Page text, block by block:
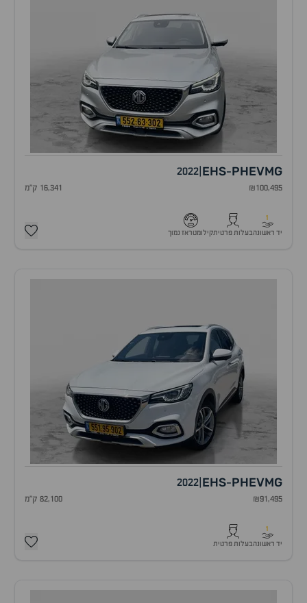
MG
EHS-PHEV
2022
₪100,495 16,341 ק"מ
1
יד ראשונהבעלות פרטיתקילומטראז נמוך
MG
EHS-PHEV
2022
₪91,495 82,100 ק"מ
1
יד ראשונהבעלות פרטית